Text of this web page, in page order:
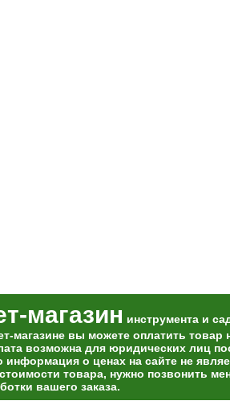
магазин инструмента и
магазине вы можете оплатить
возможна для юридических лиц
информация о ценах на сайте не
товара, нужно позвонить
вашего заказа.